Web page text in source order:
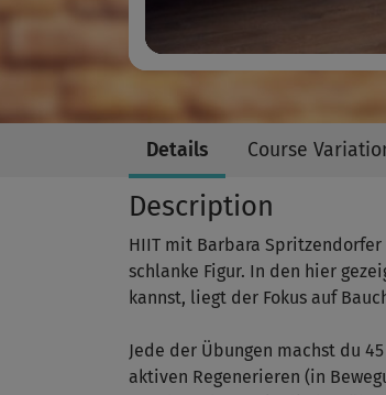
Details Course
Description
HIIT mit Barbara
schlanke Figur. In den hier
kannst, liegt der Fokus auf
Jede der Übungen machst du
aktiven Regenerieren (in